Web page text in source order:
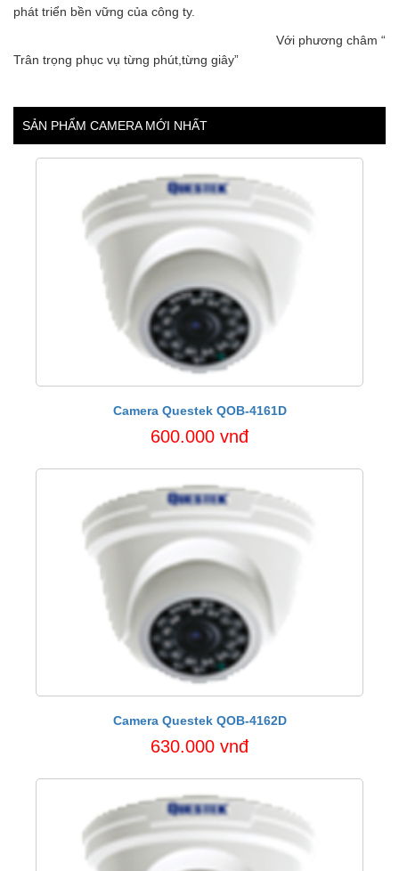
phát triển bền vững của công ty.
Với phương châm “
Trân trọng phục vụ từng phút,từng giây”
SẢN PHẨM CAMERA MỚI NHẤT
Camera Questek QOB-4161D
600.000 vnđ
Camera Questek QOB-4162D
630.000 vnđ